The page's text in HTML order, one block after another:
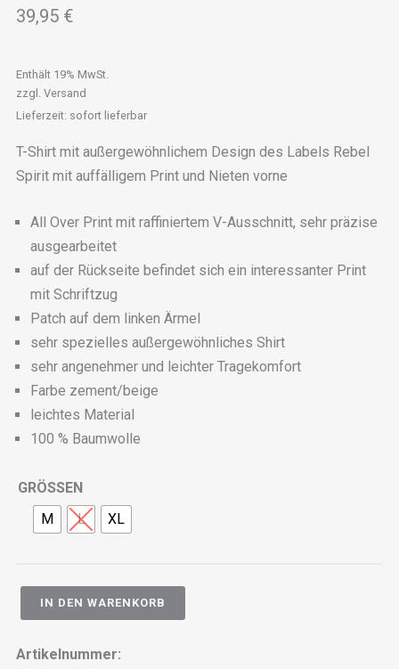
39,95 €
Enthält 19% MwSt.
zzgl. Versand
Lieferzeit: sofort lieferbar
T-Shirt mit außergewöhnlichem Design des Labels Rebel
Spirit mit auffälligem Print und Nieten vorne
All Over Print mit raffiniertem V-Ausschnitt, sehr präzise
ausgearbeitet
auf der Rückseite befindet sich ein interessanter Print
mit Schriftzug
Patch auf dem linken Ärmel
sehr spezielles außergewöhnliches Shirt
sehr angenehmer und leichter Tragekomfort
Farbe zement/beige
leichtes Material
100 % Baumwolle
GRÖSSEN
M
L XL
IN DEN WARENKORB
Artikelnummer: